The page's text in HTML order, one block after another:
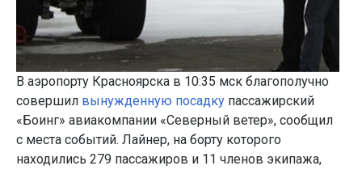
В аэропорту Красноярска в 10:35 мск благополучно
совершил вынужденную посадку пассажирский
«Боинг» авиакомпании «Северный ветер», сообщил
с места событий. Лайнер, на борту которого
находились 279 пассажиров и 11 членов экипажа,